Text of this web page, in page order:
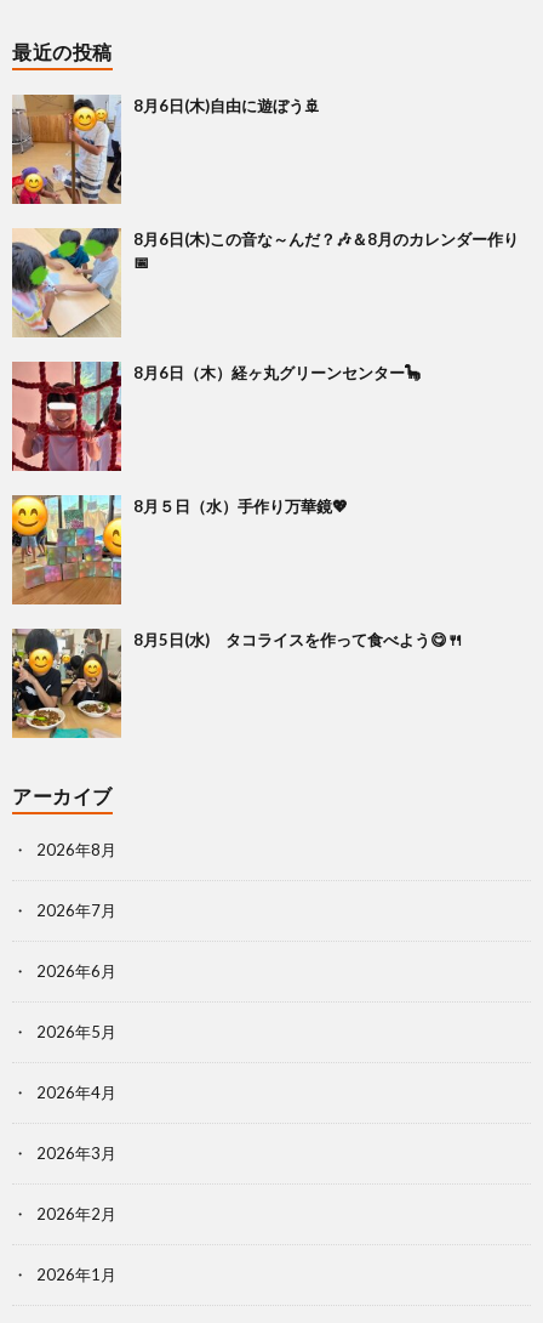
最近の投稿
8月6日(木)自由に遊ぼう🚢
8月6日(木)この音な～んだ？🎶＆8月のカレンダー作り
📅
8月6日（木）経ヶ丸グリーンセンター🦕
8月５日（水）手作り万華鏡💖
8月5日(水) タコライスを作って食べよう😋🍴
アーカイブ
2026年8月
2026年7月
2026年6月
2026年5月
2026年4月
2026年3月
2026年2月
2026年1月